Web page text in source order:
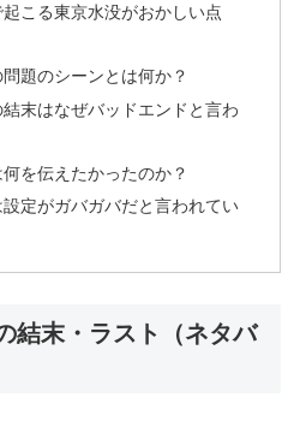
こる東京水没がおかしい点
題のシーンとは何か？
末はなぜバッドエンドと言わ
を伝えたかったのか？
定がガバガバだと言われてい
結末・ラスト（ネタバ